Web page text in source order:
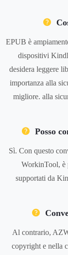
EPUB è
dispositivi
desidera leggere
importanza alla
migliore. alla
Posso
Sì. Con questo
WorkinTool, è
supportati da
Al contrario,
copyright e nella